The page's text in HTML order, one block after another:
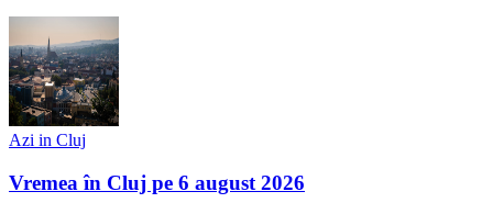
Azi in Cluj
Vremea în Cluj pe 6 august 2026